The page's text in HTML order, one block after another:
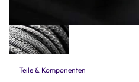
Teile & Komponenten